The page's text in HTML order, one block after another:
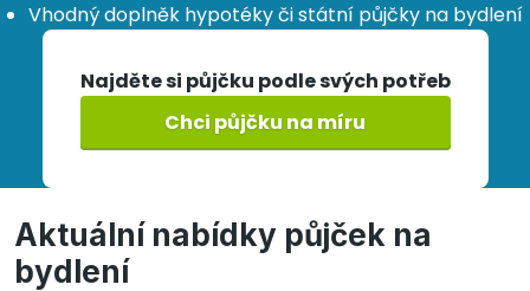
Vhodný doplněk hypotéky či státní půjčky na bydlení
Najděte si půjčku podle svých potřeb
Chci půjčku na míru
Aktuální nabídky půjček na
bydlení